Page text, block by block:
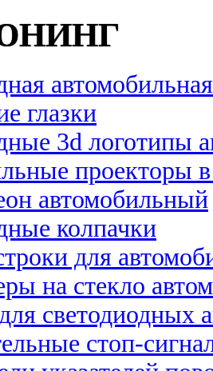
глазки
3d логотипы
проекторы
автомобильный
колпачки
для
на стекло
светодиодных
стоп-